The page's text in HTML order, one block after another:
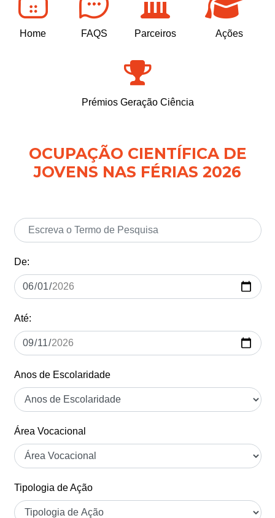
Home FAQS Parceiros Ações
Prémios Geração Ciência
OCUPAÇÃO CIENTÍFICA DE
JOVENS NAS FÉRIAS 2026
De:
Até:
Anos de Escolaridade
Área Vocacional
Tipologia de Ação